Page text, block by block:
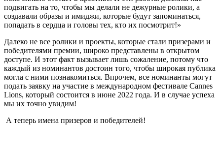
подвигать на то, чтобы мы делали не дежурные ролики, а
создавали образы и имиджи, которые будут запоминаться,
попадать в сердца и головы тех, кто их посмотрит!»
Далеко не все ролики и проекты, которые стали призерами и
победителями премии, широко представлены в открытом
доступе. И этот факт вызывает лишь сожаление, потому что
каждый из номинантов достоин того, чтобы широкая публика
могла с ними познакомиться. Впрочем, все номинанты могут
подать заявку на участие в международном фестивале Cannes
Lions, который состоится в июне 2022 года. И в случае успеха
мы их точно увидим!
А теперь имена призеров и победителей!